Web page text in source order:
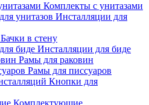
Комплекты с унитазами
Инсталляции для
Бачки в стену
Инсталляции для биде
Рамы для раковин
Рамы для писсуаров
Кнопки для
Комплектующие